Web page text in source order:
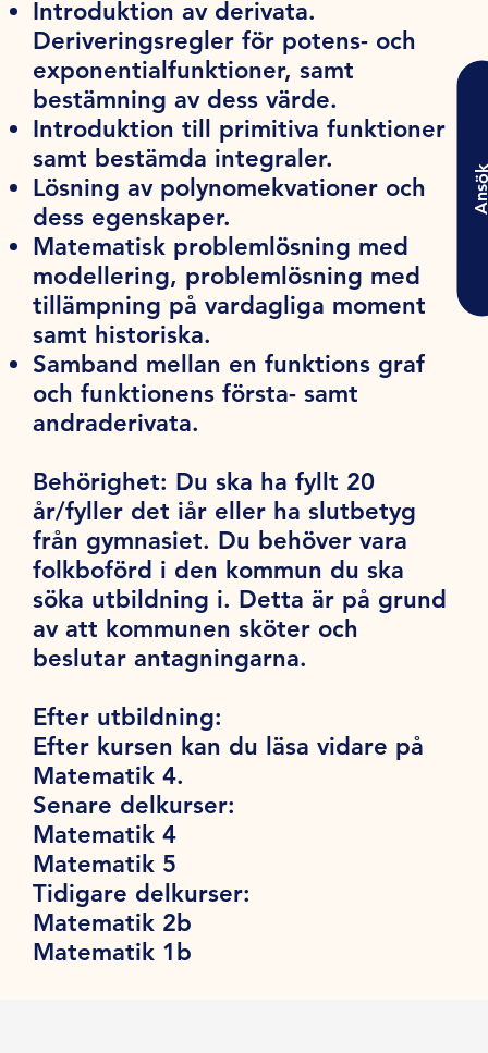
Introduktion av derivata.
Deriveringsregler för potens- och
exponentialfunktioner, samt
bestämning av dess värde.
Introduktion till primitiva funktioner
samt bestämda integraler.
Lösning av polynomekvationer och
dess egenskaper.
Matematisk problemlösning med
modellering, problemlösning med
tillämpning på vardagliga moment
samt historiska.
Samband mellan en funktions graf
och funktionens första- samt
andraderivata.
Behörighet: Du ska ha fyllt 20
år/fyller det iår eller ha slutbetyg
från gymnasiet. Du behöver vara
folkboförd i den kommun du ska
söka utbildning i. Detta är på grund
av att kommunen sköter och
beslutar antagningarna.
Efter utbildning:
Efter kursen kan du läsa vidare på
Matematik 4.
Senare delkurser:
Matematik 4
Matematik 5
Tidigare delkurser:
Matematik 2b
Matematik 1b